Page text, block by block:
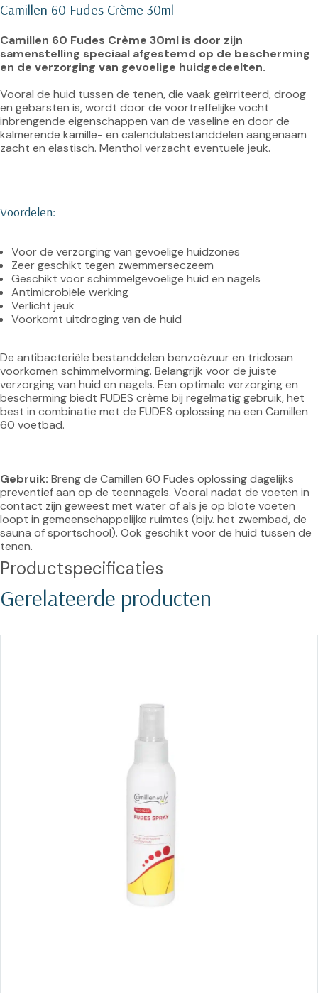
Camillen 60 Fudes Crème 30ml
Camillen 60 Fudes Crème 30ml is door zijn
samenstelling speciaal afgestemd op de bescherming
en de verzorging van gevoelige huidgedeelten.
Vooral de huid tussen de tenen, die vaak geïrriteerd, droog
en gebarsten is, wordt door de voortreffelijke vocht
inbrengende eigenschappen van de vaseline en door de
kalmerende kamille- en calendulabestanddelen aangenaam
zacht en elastisch. Menthol verzacht eventuele jeuk.
Voordelen:
Voor de verzorging van gevoelige huidzones
Zeer geschikt tegen zwemmerseczeem
Geschikt voor schimmelgevoelige huid en nagels
Antimicrobiële werking
Verlicht jeuk
Voorkomt uitdroging van de huid
De antibacteriële bestanddelen benzoëzuur en triclosan
voorkomen schimmelvorming. Belangrijk voor de juiste
verzorging van huid en nagels. Een optimale verzorging en
bescherming biedt FUDES crème bij regelmatig gebruik, het
best in combinatie met de FUDES oplossing na een Camillen
60 voetbad.
Gebruik: Breng de Camillen 60 Fudes oplossing dagelijks
preventief aan op de teennagels. Vooral nadat de voeten in
contact zijn geweest met water of als je op blote voeten
loopt in gemeenschappelijke ruimtes (bijv. het zwembad, de
sauna of sportschool). Ook geschikt voor de huid tussen de
tenen.
Productspecificaties
Gerelateerde producten